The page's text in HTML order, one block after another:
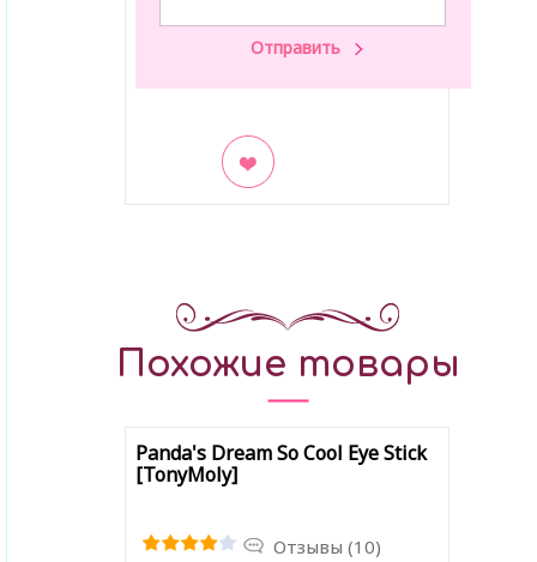
Похожие товары
Panda's Dream So Cool Eye Stick
[TonyMoly]
Отзывы (10)